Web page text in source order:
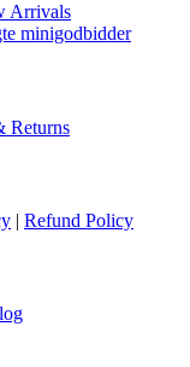
Arrivals
minigodbidder
Returns
| Refund Policy